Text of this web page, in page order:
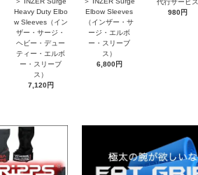
Heavy Duty Elbo
w Sleeves（イン
ザー・サージ・
ヘビー・デュー
ティー・エルボ
ー・スリーブ
ス）
7,120円
Elbow Sleeves
（インザー・サ
ージ・エルボ
ー・スリーブ
ス）
6,800円
代行サービス
980円